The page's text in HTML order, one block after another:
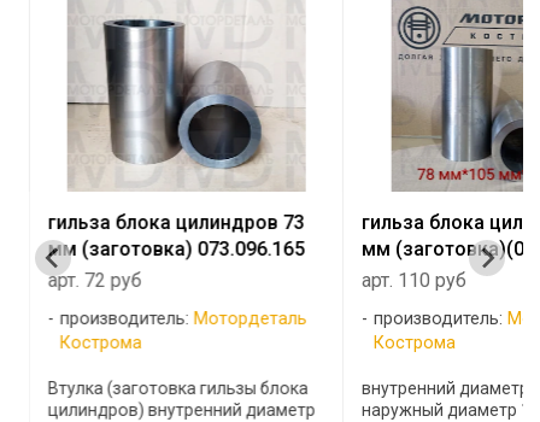
гильза блока цилиндров 73
мм (заготовка) 073.096.165
арт. 72 руб
производитель: Мотордеталь
Кострома
Втулка (заготовка гильзы блока
цилиндров) внутренний диаметр
гильза блока
мм
арт. 110 руб
производитель:
Кострома
внутренний диаметр
наружный диаметр